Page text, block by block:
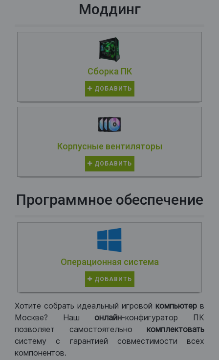
Моддинг
Сборка ПК
ДОБАВИТЬ
Корпусные вентиляторы
ДОБАВИТЬ
Программное обеспечение
Операционная система
ДОБАВИТЬ
Хотите собрать идеальный игровой компьютер в
Москве? Нашонлайн-конфигуратор ПК
позволяет самостоятельно комплектовать
систему с гарантией совместимости всех
компонентов.